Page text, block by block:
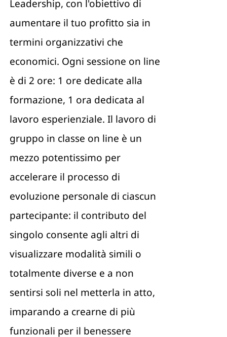
Leadership, con l'obiettivo di
aumentare il tuo profitto sia in
termini organizzativi che
economici. Ogni sessione on line
è di 2 ore: 1 ore dedicate alla
formazione, 1 ora dedicata al
lavoro esperienziale. Il lavoro di
gruppo in classe on line è un
mezzo potentissimo per
accelerare il processo di
evoluzione personale di ciascun
partecipante: il contributo del
singolo consente agli altri di
visualizzare modalità simili o
totalmente diverse e a non
sentirsi soli nel metterla in atto,
imparando a crearne di più
funzionali per il benessere